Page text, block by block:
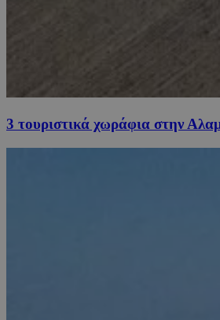
3 τουριστικά χωράφια στην